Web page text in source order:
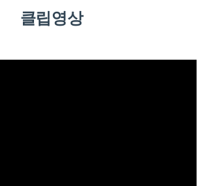
클립영상